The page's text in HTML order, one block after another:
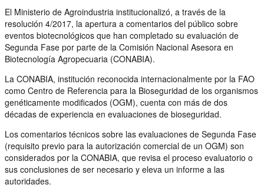
El Ministerio de Agroindustria institucionalizó, a través de la
resolución 4/2017, la apertura a comentarios del público sobre
eventos biotecnológicos que han completado su evaluación de
Segunda Fase por parte de la Comisión Nacional Asesora en
Biotecnología Agropecuaria (CONABIA).
La CONABIA, institución reconocida internacionalmente por la FAO
como Centro de Referencia para la Bioseguridad de los organismos
genéticamente modificados (OGM), cuenta con más de dos
décadas de experiencia en evaluaciones de bioseguridad.
Los comentarios técnicos sobre las evaluaciones de Segunda Fase
(requisito previo para la autorización comercial de un OGM) son
considerados por la CONABIA, que revisa el proceso evaluatorio o
sus conclusiones de ser necesario y eleva un informe a las
autoridades.